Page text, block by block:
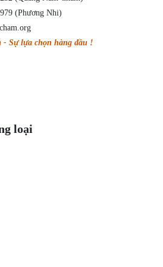
(Phương Nhi)
- Sự lựa chọn hàng đầu !
loại